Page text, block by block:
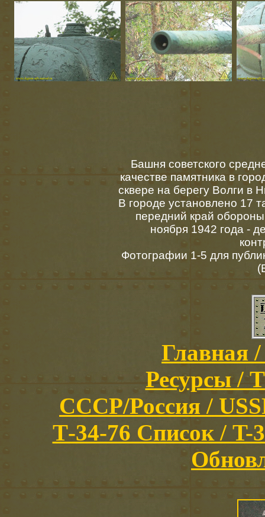
Башня советского
качестве памятника в
сквере на берегу Волги в
В городе установлено 17
передний край
ноября 1942 года -
Фотографии 1-5 для
Главная
Ресурсы /
СССР/Россия /
Т-34-76 Список / T-